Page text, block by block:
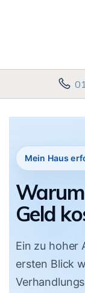
Mein Haus
Geld
Ein zu hoher
ersten Blick